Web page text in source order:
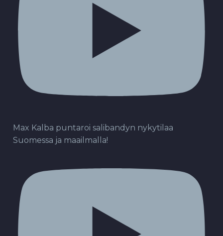
Max Kalba puntaroi salibandyn nykytilaa
Suomessa ja maailmalla!